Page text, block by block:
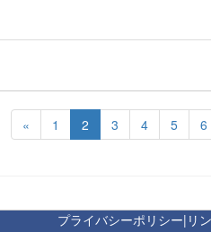
« 1 2 3 4 5 6
プライバシーポリシー| リ